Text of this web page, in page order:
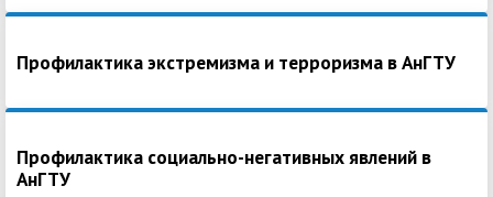
Профилактика экстремизма и терроризма в АнГТУ
Профилактика социально-негативных явлений в
АнГТУ